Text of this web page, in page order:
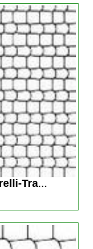
Tra...